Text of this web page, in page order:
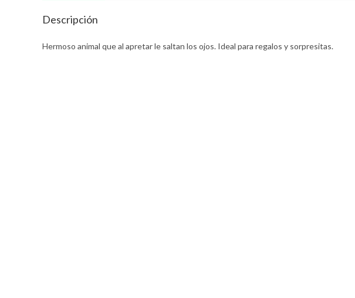
Descripción
Hermoso animal que al apretar le saltan los ojos. Ideal para regalos y sorpresitas.